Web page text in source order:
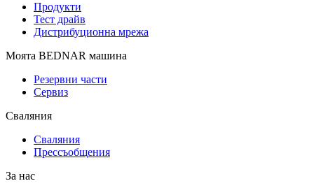
Продукти
Тест драйв
Дистрибуционна мрежа
Моята BEDNAR машина
Резервни части
Сервиз
Сваляния
Сваляния
Прессъобщения
За нас